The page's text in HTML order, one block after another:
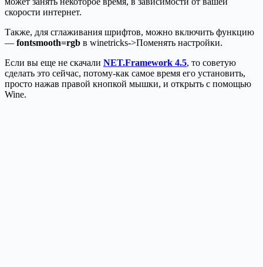
скорости интернет.
Также, для сглаживания шрифтов, можно включить функцию
— fontsmooth=rgb в winetricks->Поменять настройки.
Если вы еще не скачали NET.Framework 4.5, то советую
сделать это сейчас, потому-как самое время его установить,
просто нажав правой кнопкой мышки, и открыть с помощью
Wine.